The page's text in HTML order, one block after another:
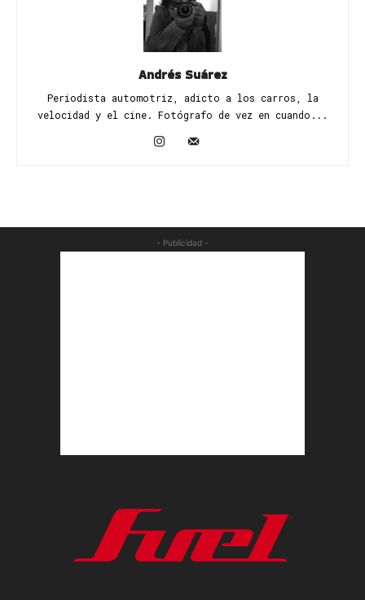
Andrés Suárez
Periodista automotriz, adicto a los carros, la
velocidad y el cine. Fotógrafo de vez en cuando...
- Publicidad -